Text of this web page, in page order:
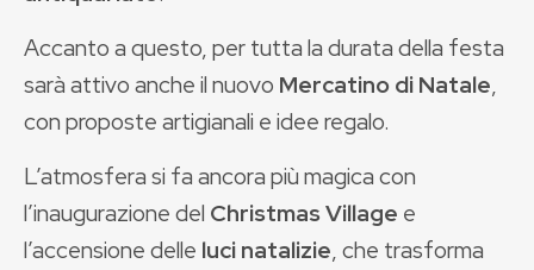
Accanto a questo, per tutta la durata della festa
sarà attivo anche il nuovo Mercatino di Natale,
con proposte artigianali e idee regalo.
L’atmosfera si fa ancora più magica con
l’inaugurazione del Christmas Village e
l’accensione delle luci natalizie, che trasforma